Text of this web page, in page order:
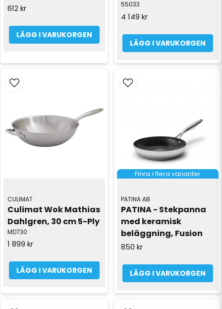
612 kr
LÄGG I VARUKORGEN
55033
4 149 kr
LÄGG I VARUKORGEN
CULIMAT
Culimat Wok Mathias
Dahlgren, 30 cm 5-Ply
MD730
1 899 kr
LÄGG I VARUKORGEN
Finns i flera varianter
PATINA AB
PATINA - Stekpanna
med keramisk
beläggning, Fusion
850 kr
LÄGG I VARUKORGEN